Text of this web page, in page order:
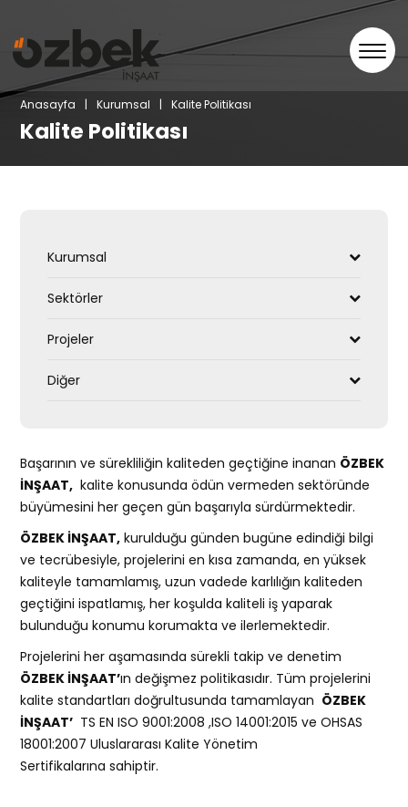
Anasayfa Kurumsal Kalite Politikası
Kalite Politikası
Kurumsal
Sektörler
Projeler
Diğer
Başarının ve sürekliliğin kaliteden geçtiğine inanan ÖZBEK
İNŞAAT, kalite konusunda ödün vermeden sektöründe
büyümesini her geçen gün başarıyla sürdürmektedir.
ÖZBEK İNŞAAT, kurulduğu günden bugüne edindiği bilgi
ve tecrübesiyle, projelerini en kısa zamanda, en yüksek
kaliteyle tamamlamış, uzun vadede karlılığın kaliteden
geçtiğini ispatlamış, her koşulda kaliteli iş yaparak
bulunduğu konumu korumakta ve ilerlemektedir.
Projelerini her aşamasında sürekli takip ve denetim
ÖZBEK İNŞAAT’ın değişmez politikasıdır. Tüm projelerini
kalite standartları doğrultusunda tamamlayan ÖZBEK
İNŞAAT’ TS EN ISO 9001:2008 ,ISO 14001:2015 ve OHSAS
18001:2007 Uluslararası Kalite Yönetim
Sertifikalarına sahiptir.